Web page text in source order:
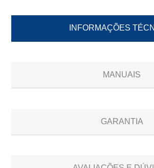
INFORMAÇÕES
MANUAIS
GARANTIA